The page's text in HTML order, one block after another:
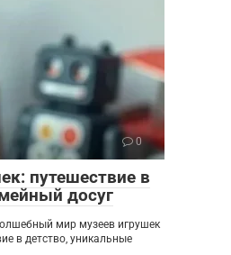
0
путешествие в
досуг
мир музеев игрушек
в детство, уникальные